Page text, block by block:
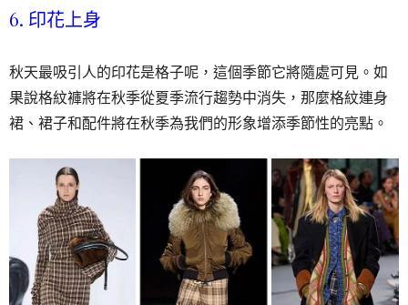
6. 印花上身
秋天最吸引人的印花是格子呢，這個季節它將隨處可見。如
果說格紋褲將在秋季從夏季流行趨勢中消失，那麼格紋連身
裙、裙子和配件將在秋季為我們的形象增添季節性的亮點。